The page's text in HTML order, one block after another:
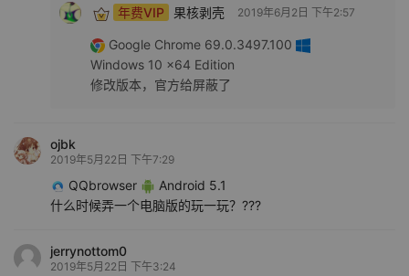
年费VIP 果核剥壳 2019年6月2日 下午2:57
Google Chrome 69.0.3497.100
Windows 10 x64 Edition
修改版本，官方给屏蔽了
ojbk
2019年5月22日 下午7:29
QQbrowser
Android 5.1
什么时候弄一个电脑版的玩一玩？???
jerrynottom0
2019年5月22日 下午3:24